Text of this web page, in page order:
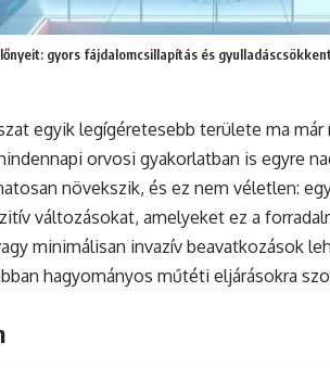
gyors fájdalomcsillapítás és
egyik legígéretesebb területe ma
orvosi gyakorlatban is egyre
növekszik, és ez nem véletlen:
változásokat, amelyeket ez a
minimálisan invazív beavatkozások
hagyományos műtéti eljárásokra